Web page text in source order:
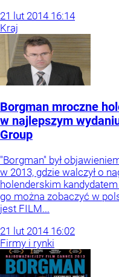
21 lut 2014 16:14
Kraj
Borgman mroczne
w najlepszym
Group
"Borgman" był
w 2013, gdzie walczył o
holenderskim
go można zobaczyć w
jest FILM...
21 lut 2014 16:02
Firmy i rynki